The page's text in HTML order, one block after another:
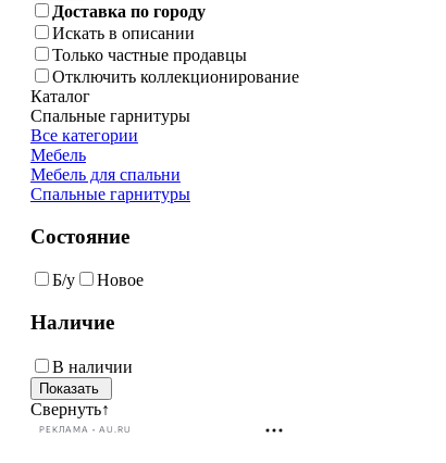
Доставка по городу
Искать в описании
Только частные продавцы
Отключить коллекционирование
Каталог
Спальные гарнитуры
Все категории
Мебель
Мебель для спальни
Спальные гарнитуры
Состояние
Б/у Новое
Наличие
В наличии
Свернуть↑
РЕКЛАМА • AU.RU